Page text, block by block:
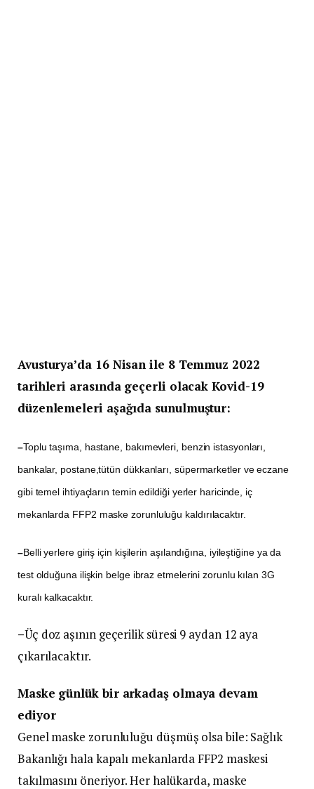
Avusturya’da 16 Nisan ile 8 Temmuz 2022
tarihleri arasında geçerli olacak Kovid-19
düzenlemeleri aşağıda sunulmuştur:
–Toplu taşıma, hastane, bakımevleri, benzin istasyonları,
bankalar, postane,tütün dükkanları, süpermarketler ve eczane
gibi temel ihtiyaçların temin edildiği yerler haricinde, iç
mekanlarda FFP2 maske zorunluluğu kaldırılacaktır.
–Belli yerlere giriş için kişilerin aşılandığına, iyileştiğine ya da
test olduğuna ilişkin belge ibraz etmelerini zorunlu kılan 3G
kuralı kalkacaktır.
–Üç doz aşının geçerilik süresi 9 aydan 12 aya
çıkarılacaktır.
Maske günlük bir arkadaş olmaya devam
ediyor
Genel maske zorunluluğu düşmüş olsa bile: Sağlık
Bakanlığı hala kapalı mekanlarda FFP2 maskesi
takılmasını öneriyor. Her halükarda, maske